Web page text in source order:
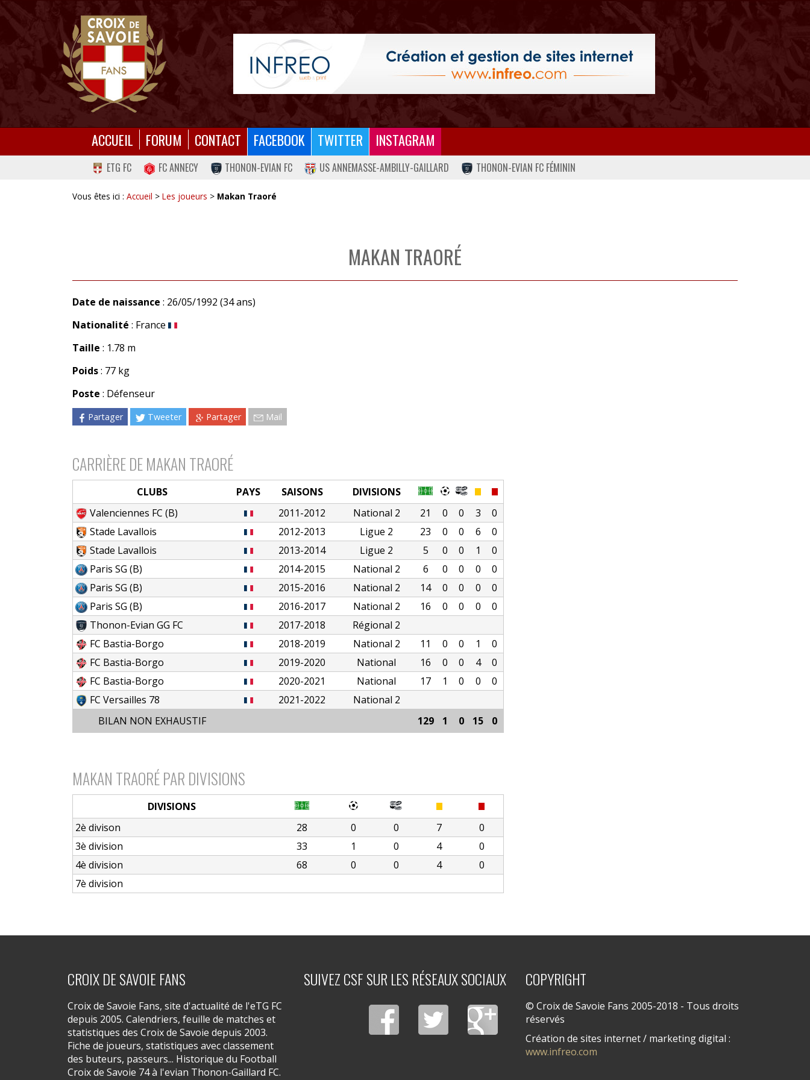
ACCUEIL FORUM CONTACT FACEBOOK TWITTER INSTAGRAM
ETG FC FC ANNECY THONON-EVIAN FC US ANNEMASSE-AMBILLY-GAILLARD THONON-EVIAN FC FÉMININ
Vous êtes ici : Accueil > Les joueurs > Makan Traoré
MAKAN TRAORÉ
Date de naissance : 26/05/1992 (34 ans)
Nationalité : France
Taille : 1.78 m
Poids: 77 kg
Poste : Défenseur
Partager Tweeter Partager Mail
CARRIÈRE DE MAKAN TRAORÉ
CLUBS PAYS SAISONS
DIVISIONS
Valenciennes FC (B)
2011-2012 National 2 21 0 0 3
0
Stade Lavallois
2012-2013 Ligue 2 23 0 0 6
0
Stade Lavallois
2013-2014 Ligue 2 5 0 0 1
0
Paris SG (B)
2014-2015 National 2 6 0 0 0
0
Paris SG (B)
2015-2016 National 2 14 0 0 0
0
Paris SG (B)
2016-2017 National 2 16 0 0 0
0
Thonon-Evian GG FC
2017-2018
Régional 2
FC Bastia-Borgo
2018-2019 National 2 11 0 0 1
0
FC Bastia-Borgo
2019-2020 National 16 0 0 4
0
FC Bastia-Borgo
2020-2021 National 17 1 0 0
0
FC Versailles 78
2021-2022
National 2
BILAN NON EXHAUSTIF
129 1 0 15 0
MAKAN TRAORÉ PAR DIVISIONS
DIVISIONS
2è divison
28 0 0 7
0
3è division
33 1 0 4
0
4è division
68 0 0 4
0
7è division
CROIX DE SAVOIE FANS
Croix de Savoie Fans, site d'actualité de l'eTG FC
depuis 2005. Calendriers, feuille de matches et
statistiques des Croix de Savoie depuis 2003.
Fiche de joueurs, statistiques avec classement
des buteurs, passeurs... Historique du Football
Croix de Savoie 74 à l'evian Thonon-Gaillard FC.
SUIVEZ CSF SUR LES RÉSEAUX SOCIAUX COPYRIGHT
© Croix de Savoie Fans 2005-2018 - Tous droits
réservés
Création de sites internet / marketing digital :
www.infreo.com